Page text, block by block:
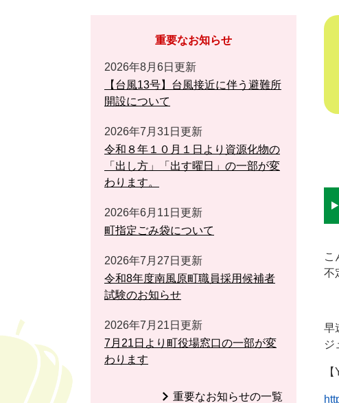
本
こ
不
早
ジ
重要なお知らせ
2026年8月6日更新
【台風13号】台風接近に伴う避難所
開設について
2026年7月31日更新
令和８年１０月１日より資源化物の
「出し方」「出す曜日」の一部が変
わります。
2026年6月11日更新
町指定ごみ袋について
2026年7月27日更新
令和8年度南風原町職員採用候補者
試験のお知らせ
2026年7月21日更新
7月21日より町役場窓口の一部が変
わります
重要なお知らせの一覧